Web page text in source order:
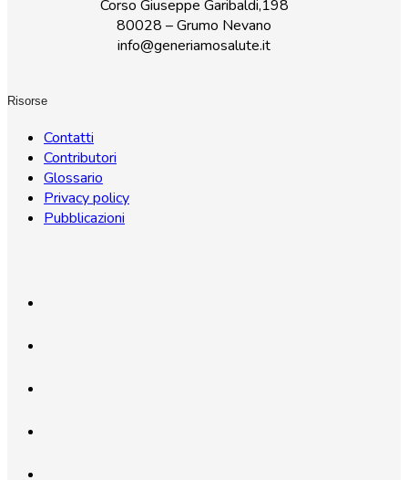
Corso Giuseppe Garibaldi,198
80028 – Grumo Nevano
info@generiamosalute.it
Risorse
Contatti
Contributori
Glossario
Privacy policy
Pubblicazioni